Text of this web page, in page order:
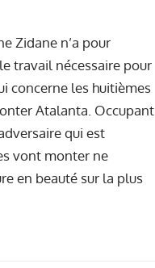
Zidane n’a pour
travail nécessaire pour
concerne les huitièmes
Atalanta. Occupant
qui est
vont monter ne
en beauté sur la plus